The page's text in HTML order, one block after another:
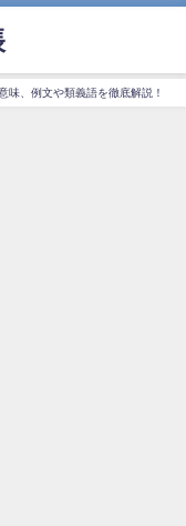
味、例文や類義語を徹底解説！